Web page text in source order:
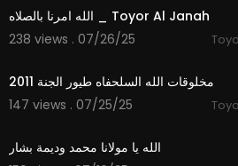
الله امرنا بالصلاه _ Toyor Al Janah
238 views . 07/26/25
مخلوقات الله السلحفاه طيور الجنة 2011
147 views . 07/25/25
الله يا مولانا محمد وديمة بشار